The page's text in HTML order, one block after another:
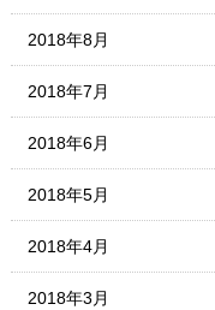
2018年8月
2018年7月
2018年6月
2018年5月
2018年4月
2018年3月